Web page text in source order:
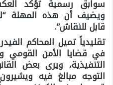
سوابق رسمية تؤكد
ويضيف أن هذه المهلة
قابل للنقاش”.
تقليدياً تميل المحاكم
في قضايا الأمن القومي
التنفيذية، ويرى بعض
التوجه مبالغ فيه